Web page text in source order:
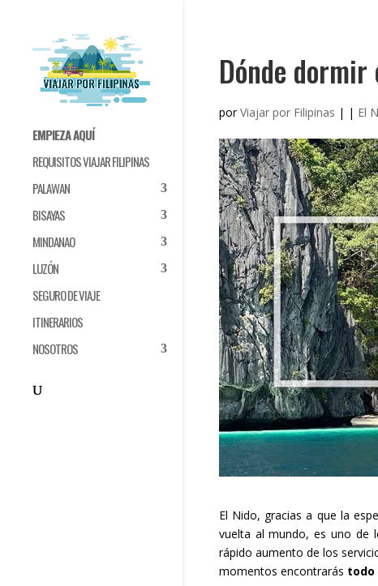
EMPIEZA AQUÍ
REQUISITOS VIAJAR FILIPINAS
PALAWAN
BISAYAS
MINDANAO
LUZÓN
SEGURO DE VIAJE
ITINERARIOS
NOSOTROS
Dónde dormir
porViajar por Filipinas | | El
El Nido, gracias a que la
vuelta al mundo, es uno de
rápido aumento de los
momentos encontrarás todo